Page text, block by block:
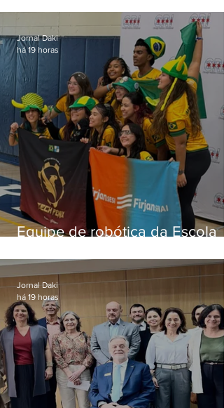
viraram colunistas de si
Equipe de robótica da Escola
prêmio internacional nos EUA
Jornal Daki
há 19 horas
Jornal Daki
há 19 horas